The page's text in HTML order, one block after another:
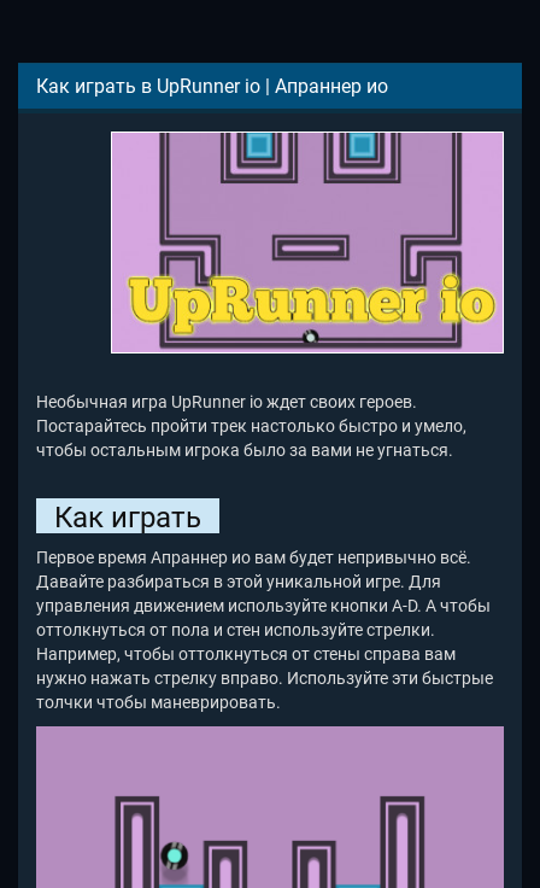
Как играть в UpRunner io | Апраннер ио
Необычная игра UpRunner io ждет своих героев.
Постарайтесь пройти трек настолько быстро и умело,
чтобы остальным игрока было за вами не угнаться.
Как играть
Первое время Апраннер ио вам будет непривычно всё.
Давайте разбираться в этой уникальной игре. Для
управления движением используйте кнопки A-D. А чтобы
оттолкнуться от пола и стен используйте стрелки.
Например, чтобы оттолкнуться от стены справа вам
нужно нажать стрелку вправо. Используйте эти быстрые
толчки чтобы маневрировать.